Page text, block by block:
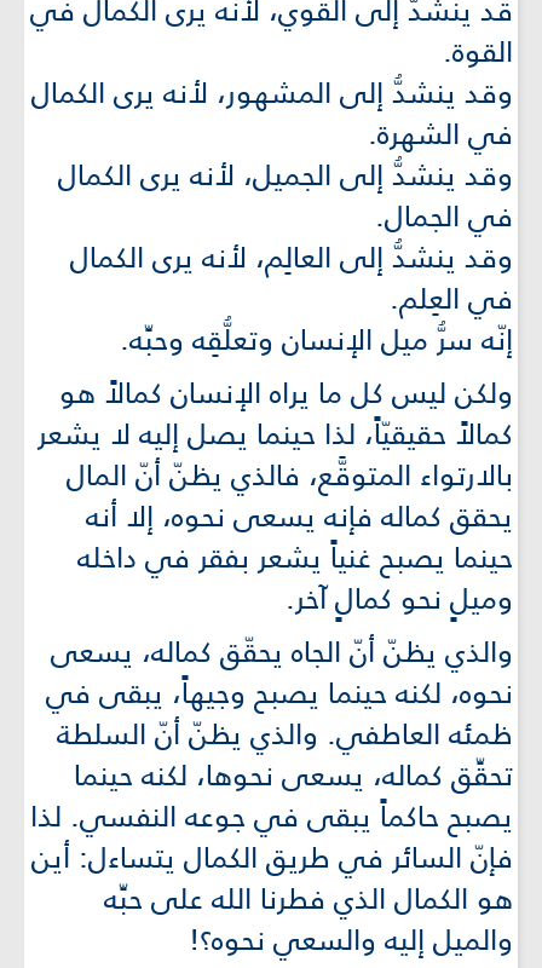
قد ينشدُّ إلى القوي، لأنه يرى الكمال في
القوة.
وقد ينشدُّ إلى المشهور، لأنه يرى الكمال
في الشهرة.
وقد ينشدُّ إلى الجميل، لأنه يرى الكمال
في الجمال.
وقد ينشدُّ إلى العالِم، لأنه يرى الكمال
في العِلم.
إنّه سرُّ ميل الإنسان وتعلُّقِه وحبِّه.
ولكن ليس كل ما يراه الإنسان كمالاً هو
كمالاً حقيقيّاً، لذا حينما يصل إليه لا يشعر
بالارتواء المتوقَّع، فالذي يظنّ أنّ المال
يحقق كماله فإنه يسعى نحوه، إلا أنه
حينما يصبح غنياً يشعر بفقر في داخله
وميلٍ نحو كمالٍ آخر.
والذي يظنّ أنّ الجاه يحقّق كماله، يسعى
نحوه، لكنه حينما يصبح وجيهاً، يبقى في
ظمئه العاطفي. والذي يظنّ أنّ السلطة
تحقِّق كماله، يسعى نحوها، لكنه حينما
يصبح حاكماً يبقى في جوعه النفسي. لذا
فإنّ السائر في طريق الكمال يتساءل: أين
هو الكمال الذي فطرنا الله على حبِّه
والميل إليه والسعي نحوه؟!